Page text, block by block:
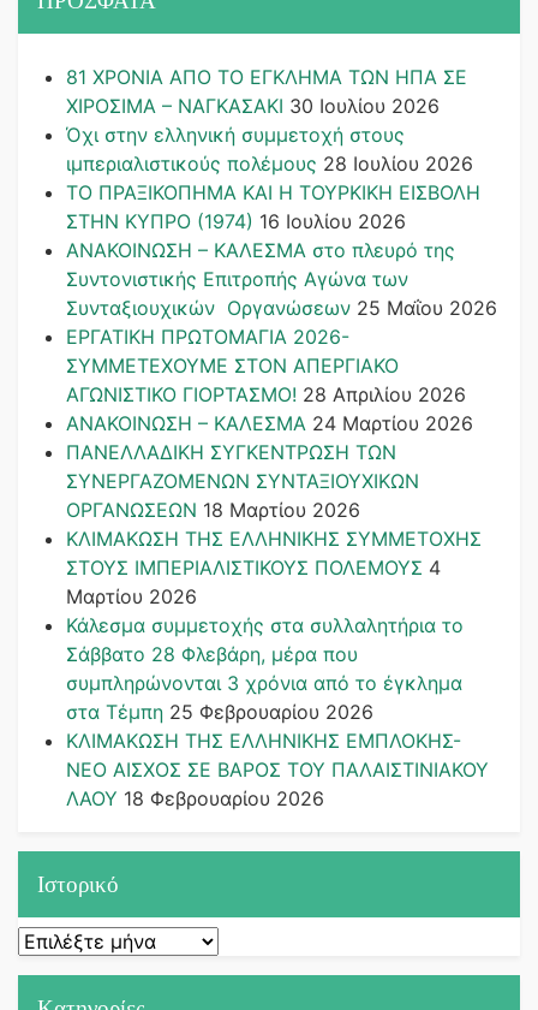
81 ΧΡΟΝΙΑ ΑΠΟ ΤΟ ΕΓΚΛΗΜΑ ΤΩΝ ΗΠΑ ΣΕ
ΧΙΡΟΣΙΜΑ – ΝΑΓΚΑΣΑΚΙ 30 Ιουλίου 2026
Όχι στην ελληνική συμμετοχή στους
ιμπεριαλιστικούς πολέμους 28 Ιουλίου 2026
ΤΟ ΠΡΑΞΙΚΟΠΗΜΑ ΚΑΙ H ΤΟΥΡΚΙΚΗ ΕΙΣΒΟΛΗ
ΣΤΗΝ ΚΥΠΡΟ (1974) 16 Ιουλίου 2026
ΑΝΑΚΟΙΝΩΣΗ – ΚΑΛΕΣΜΑ στο πλευρό της
Συντονιστικής Επιτροπής Αγώνα των
Συνταξιουχικών Οργανώσεων 25 Μαΐου 2026
ΕΡΓΑΤΙΚΗ ΠΡΩΤΟΜΑΓΙΑ 2026-
ΣΥΜΜΕΤΕΧΟΥΜΕ ΣΤΟΝ ΑΠΕΡΓΙΑΚΟ
ΑΓΩΝΙΣΤΙΚΟ ΓΙΟΡΤΑΣΜΟ! 28 Απριλίου 2026
ΑΝΑΚΟΙΝΩΣΗ – ΚΑΛΕΣΜΑ 24 Μαρτίου 2026
ΠΑΝΕΛΛΑΔΙΚΗ ΣΥΓΚΕΝΤΡΩΣΗ ΤΩΝ
ΣΥΝΕΡΓΑΖΟΜΕΝΩΝ ΣΥΝΤΑΞΙΟΥΧΙΚΩΝ
ΟΡΓΑΝΩΣΕΩΝ 18 Μαρτίου 2026
ΚΛΙΜΑΚΩΣΗ ΤΗΣ ΕΛΛΗΝΙΚΗΣ ΣΥΜΜΕΤΟΧΗΣ
ΣΤΟΥΣ ΙΜΠΕΡΙΑΛΙΣΤΙΚΟΥΣ ΠΟΛΕΜΟΥΣ 4
Μαρτίου 2026
Κάλεσμα συμμετοχής στα συλλαλητήρια το
Σάββατο 28 Φλεβάρη, μέρα που
συμπληρώνονται 3 χρόνια από το έγκλημα
στα Τέμπη 25 Φεβρουαρίου 2026
ΚΛΙΜΑΚΩΣΗ ΤΗΣ ΕΛΛΗΝΙΚΗΣ ΕΜΠΛΟΚΗΣ-
ΝΕΟ ΑΙΣΧΟΣ ΣΕ ΒΑΡΟΣ ΤΟΥ ΠΑΛΑΙΣΤΙΝΙΑΚΟΥ
ΛΑΟΥ 18 Φεβρουαρίου 2026
Ιστορικό
Ιστορικό